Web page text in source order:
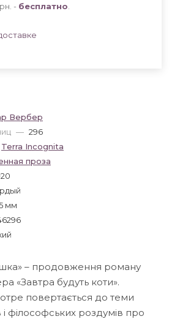
Вербер
— 296
Terra Incognita
проза
мм
- бесплатно
– продовження роману
«Завтра будуть коти».
повертається до теми
і філософських роздумів про